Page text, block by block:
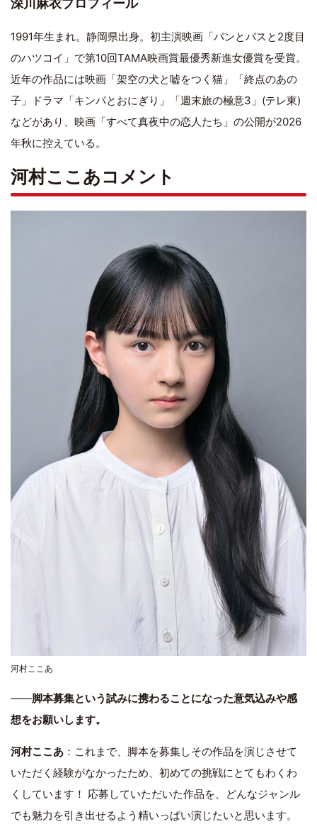
深川麻衣プロフィール
1991年生まれ。静岡県出身。初主演映画「パンとバスと2度目
のハツコイ」で第10回TAMA映画賞最優秀新進女優賞を受賞。
近年の作品には映画「架空の犬と嘘をつく猫」「終点のあの
子」ドラマ「キンパとおにぎり」「週末旅の極意3」(テレ東)
などがあり、映画「すべて真夜中の恋人たち」の公開が2026
年秋に控えている。
河村ここあコメント
河村ここあ
――脚本募集という試みに携わることになった意気込みや感
想をお願いします。
河村ここあ ：これまで、脚本を募集しその作品を演じさせて
いただく経験がなかったため、初めての挑戦にとてもわくわ
くしています！ 応募していただいた作品を、どんなジャンル
でも魅力を引き出せるよう精いっぱい演じたいと思います。